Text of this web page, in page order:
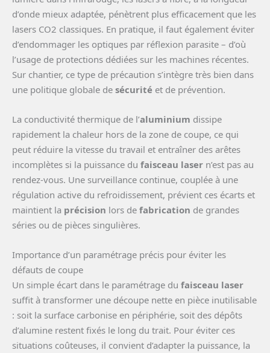
d’onde mieux adaptée, pénètrent plus efficacement que les
lasers CO2 classiques. En pratique, il faut également éviter
d’endommager les optiques par réflexion parasite – d’où
l’usage de protections dédiées sur les machines récentes.
Sur chantier, ce type de précaution s’intègre très bien dans
une politique globale de sécurité et de prévention.
La conductivité thermique de l’aluminium dissipe
rapidement la chaleur hors de la zone de coupe, ce qui
peut réduire la vitesse du travail et entraîner des arêtes
incomplètes si la puissance du faisceau laser n’est pas au
rendez-vous. Une surveillance continue, couplée à une
régulation active du refroidissement, prévient ces écarts et
maintient la précision lors de fabrication de grandes
séries ou de pièces singulières.
Importance d’un paramétrage précis pour éviter les
défauts de coupe
Un simple écart dans le paramétrage du faisceau laser
suffit à transformer une découpe nette en pièce inutilisable
: soit la surface carbonise en périphérie, soit des dépôts
d’alumine restent fixés le long du trait. Pour éviter ces
situations coûteuses, il convient d’adapter la puissance, la